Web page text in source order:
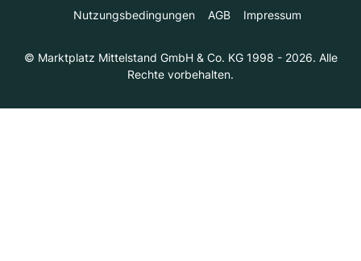
Nutzungsbedingungen
AGB Impressum
© Marktplatz Mittelstand GmbH & Co. KG 1998 - 2026. Alle
Rechte vorbehalten.